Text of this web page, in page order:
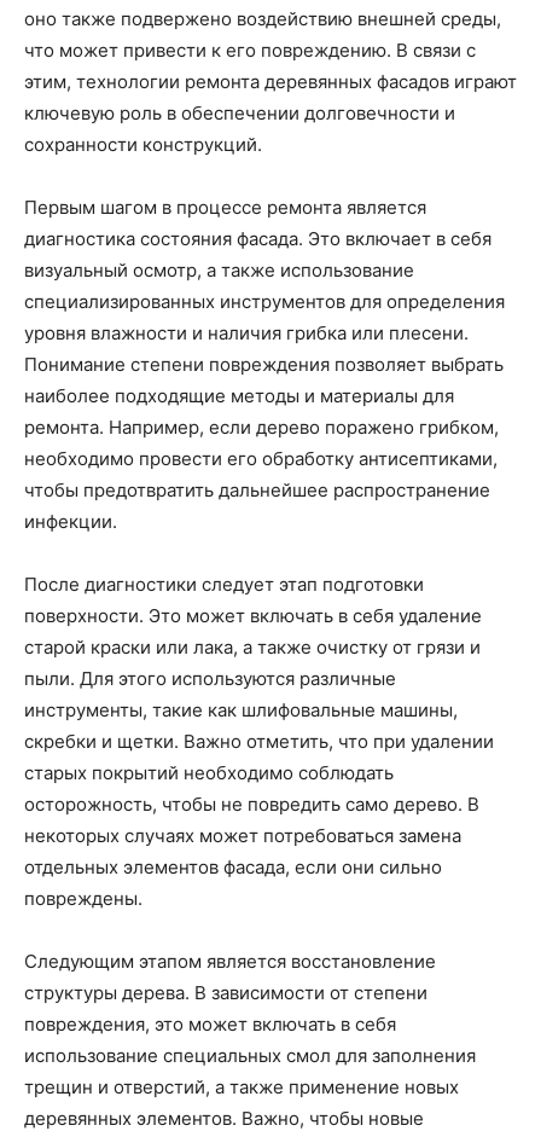
оно также подвержено воздействию внешней среды,
что может привести к его повреждению. В связи с
этим, технологии ремонта деревянных фасадов играют
ключевую роль в обеспечении долговечности и
сохранности конструкций.
Первым шагом в процессе ремонта является
диагностика состояния фасада. Это включает в себя
визуальный осмотр, а также использование
специализированных инструментов для определения
уровня влажности и наличия грибка или плесени.
Понимание степени повреждения позволяет выбрать
наиболее подходящие методы и материалы для
ремонта. Например, если дерево поражено грибком,
необходимо провести его обработку антисептиками,
чтобы предотвратить дальнейшее распространение
инфекции.
После диагностики следует этап подготовки
поверхности. Это может включать в себя удаление
старой краски или лака, а также очистку от грязи и
пыли. Для этого используются различные
инструменты, такие как шлифовальные машины,
скребки и щетки. Важно отметить, что при удалении
старых покрытий необходимо соблюдать
осторожность, чтобы не повредить само дерево. В
некоторых случаях может потребоваться замена
отдельных элементов фасада, если они сильно
повреждены.
Следующим этапом является восстановление
структуры дерева. В зависимости от степени
повреждения, это может включать в себя
использование специальных смол для заполнения
трещин и отверстий, а также применение новых
деревянных элементов. Важно, чтобы новые